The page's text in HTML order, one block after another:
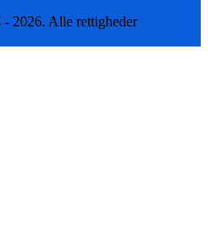
2026. Alle rettigheder